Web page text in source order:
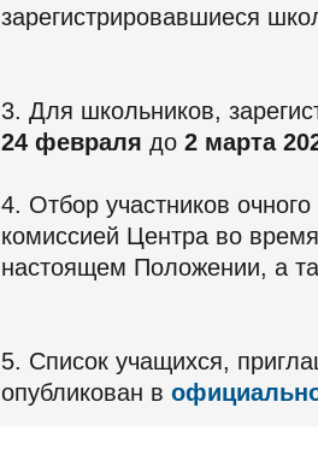
зарегистрировавшиеся
3. Для школьников,
24 февраля до 2 марта
4. Отбор участников
комиссией Центра во
настоящем Положении, а
5. Список учащихся,
опубликован в